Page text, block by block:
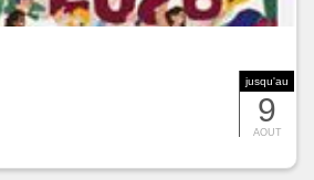
jusqu'au
9
AOUT